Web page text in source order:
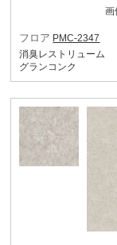
画
フロア PMC-2347
消臭レストリューム
グランコンク